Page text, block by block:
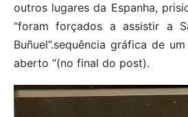
outros lugares da Espanha,
“foram forçados a assistir a
Buñuel”.sequência gráfica de
aberto “(no final do post).